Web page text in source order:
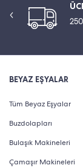
BEYAZ EŞYALAR
Tüm Beyaz Eşyalar
Buzdolapları
Bulaşık Makineleri
Çamaşır Makineleri